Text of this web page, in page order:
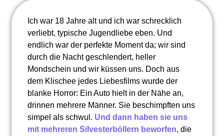
Ich war 18 Jahre alt und ich war schrecklich
verliebt, typische Jugendliebe eben. Und
endlich war der perfekte Moment da; wir sind
durch die Nacht geschlendert, heller
Mondschein und wir küssen uns. Doch aus
dem Klischee jedes Liebesfilms wurde der
blanke Horror: Ein Auto hielt in der Nähe an,
drinnen mehrere Männer. Sie beschimpften uns
simpel als schwul. Und dann haben sie uns
mit mehreren Silvesterböllern beworfen, die